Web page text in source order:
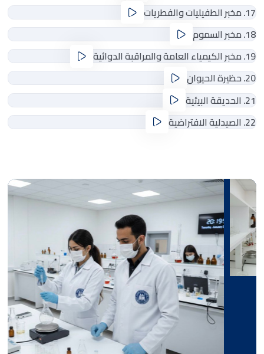
17. مخبر الطفيليات والفطريات
18. مخبر السموم
19. مخبر الكيمياء العامة والمراقبة الدوائية
20. حظيرة الحيوان
21. الحديقة البيئية
22. الصيدلية الافتراضية